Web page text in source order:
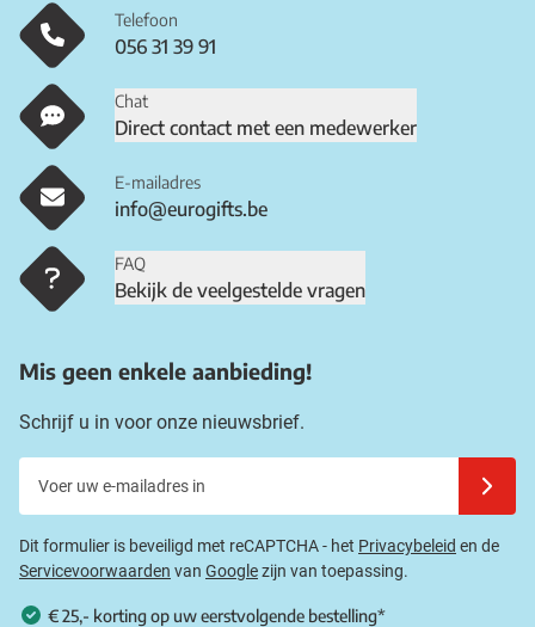
Telefoon
056 31 39 91
Chat
Direct contact met een medewerker
E-mailadres
info@eurogifts.be
FAQ
Bekijk de veelgestelde vragen
Mis geen enkele aanbieding!
Schrijf u in voor onze nieuwsbrief.
Dit formulier is beveiligd met reCAPTCHA - het Privacybeleid en de
Servicevoorwaarden van Googlezijn van toepassing.
€ 25,- korting op uw eerstvolgende bestelling*